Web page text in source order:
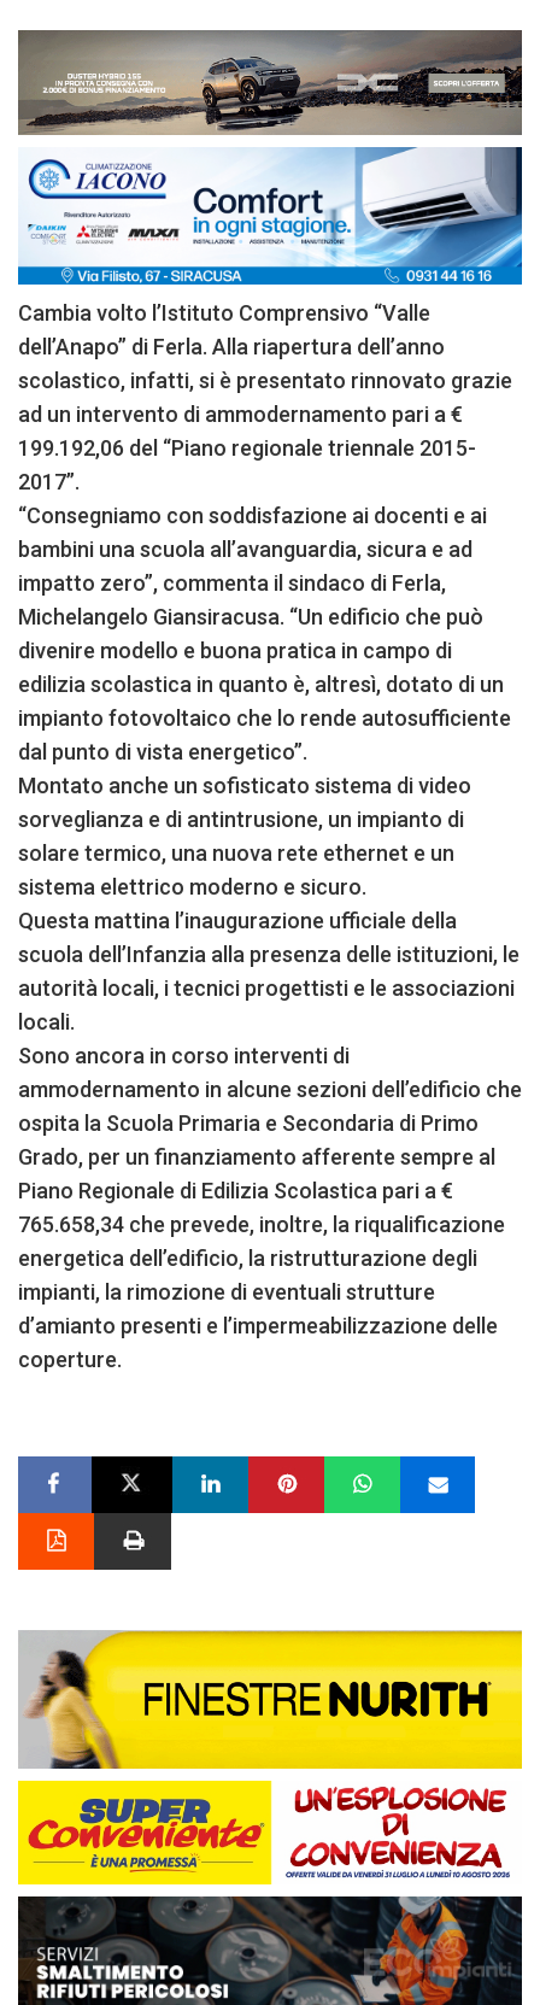
Cambia volto l’Istituto Comprensivo “Valle
dell’Anapo” di Ferla. Alla riapertura dell’anno
scolastico, infatti, si è presentato rinnovato grazie
ad un intervento di ammodernamento pari a €
199.192,06 del “Piano regionale triennale 2015-
2017”.
“Consegniamo con soddisfazione ai docenti e ai
bambini una scuola all’avanguardia, sicura e ad
impatto zero”, commenta il sindaco di Ferla,
Michelangelo Giansiracusa. “Un edificio che può
divenire modello e buona pratica in campo di
edilizia scolastica in quanto è, altresì, dotato di un
impianto fotovoltaico che lo rende autosufficiente
dal punto di vista energetico”.
Montato anche un sofisticato sistema di video
sorveglianza e di antintrusione, un impianto di
solare termico, una nuova rete ethernet e un
sistema elettrico moderno e sicuro.
Questa mattina l’inaugurazione ufficiale della
scuola dell’Infanzia alla presenza delle istituzioni, le
autorità locali, i tecnici progettisti e le associazioni
locali.
Sono ancora in corso interventi di
ammodernamento in alcune sezioni dell’edificio che
ospita la Scuola Primaria e Secondaria di Primo
Grado, per un finanziamento afferente sempre al
Piano Regionale di Edilizia Scolastica pari a €
765.658,34 che prevede, inoltre, la riqualificazione
energetica dell’edificio, la ristrutturazione degli
impianti, la rimozione di eventuali strutture
d’amianto presenti e l’impermeabilizzazione delle
coperture.